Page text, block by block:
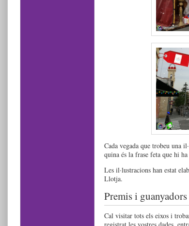
Cada vegada que trobeu una
quina és la frase feta que hi
Les il·lustracions han estat
Llotja.
Premis i guanyadors
Cal visitar tots els eixos i